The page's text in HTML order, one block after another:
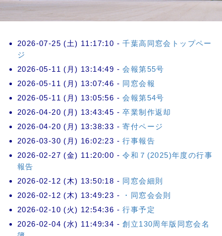
2026-07-25 (土) 11:17:10 -千葉高同窓会トップペー
ジ
2026-05-11 (月) 13:14:49 -会報第55号
2026-05-11 (月) 13:07:46 - 同窓会報
2026-05-11 (月) 13:05:56 -会報第54号
2026-04-20 (月) 13:43:45 -卒業制作返却
2026-04-20 (月) 13:38:33 -寄付ページ
2026-03-30 (月) 16:02:23 -行事報告
2026-02-27 (金) 11:20:00 -令和７(2025)年度の行事
報告
2026-02-12 (木) 13:50:18 - 同窓会細則
2026-02-12 (木) 13:49:23 -
・同窓会会則
2026-02-10 (火) 12:54:36 -行事予定
2026-02-04 (水) 11:49:34 -創立130周年版同窓会名